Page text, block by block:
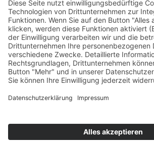
Service
FAQ
Zahlungsarten